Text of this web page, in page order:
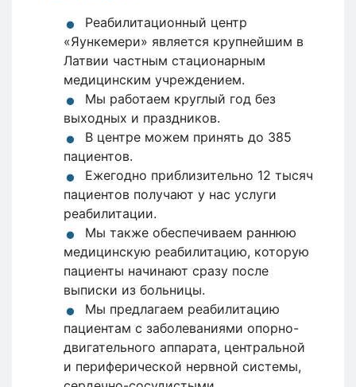
Реабилитационный центр
«Яункемери» является крупнейшим в
Латвии частным стационарным
медицинским учреждением.
Мы работаем круглый год без
выходных и праздников.
В центре можем принять до 385
пациентов.
Ежегодно приблизительно 12 тысяч
пациентов получают у нас услуги
реабилитации.
Мы также обеспечиваем раннюю
медицинскую реабилитацию, которую
пациенты начинают сразу после
выписки из больницы.
Мы предлагаем реабилитацию
пациентам с заболеваниями опорно-
двигательного аппарата, центральной
и периферической нервной системы,